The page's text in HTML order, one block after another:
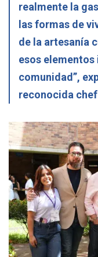
realmente la
las formas de
de la artesanía
esos
comunidad”,
reconocida